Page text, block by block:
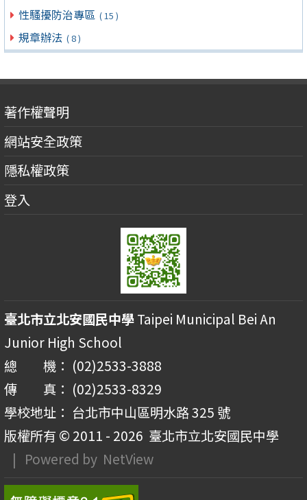
性騷擾防治專區 ( 15 )
規章辦法 ( 8 )
著作權聲明
網站安全政策
隱私權政策
登入
臺北市立北安國民中學Taipei Municipal Bei An
Junior High School
總 機： (02)2533-3888
傳 真： (02)2533-8329
學校地址： 台北市中山區明水路 325 號
版權所有 © 2011 - 2026 臺北市立北安國民中學
| Powered by NetView